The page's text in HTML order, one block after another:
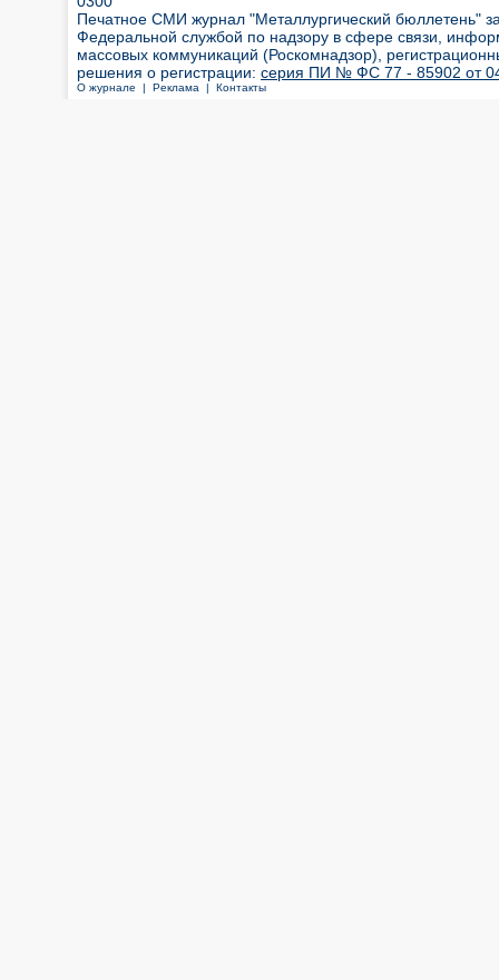
Печатное СМИ журнал "Металлургический бюллетень"
Федеральной службой по надзору в сфере связи,
массовых коммуникаций (Роскомнадзор),
решения о регистрации: серия ПИ № ФС 77 - 85902 от 04
О журнале | Реклама | Контакты